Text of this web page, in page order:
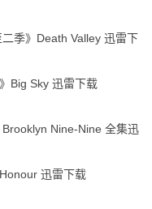
季》Death Valley 迅雷下
Big Sky 迅雷下载
Nine-Nine 全集迅
迅雷下载